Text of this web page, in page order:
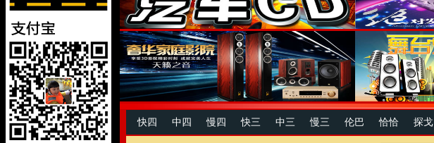
快四 中四 慢四 快三 中三 慢三 伦巴 恰恰 探戈